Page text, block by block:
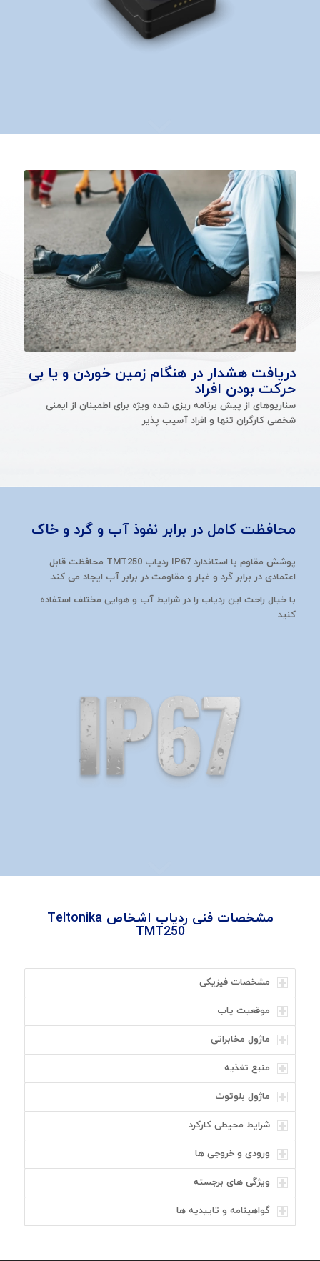
دریافت هشدار در هنگام زمین خوردن و یا بی
حرکت بودن افراد
سناریوهای از پیش برنامه ریزی شده ویژه برای اطمینان از ایمنی
شخصی کارگران تنها و افراد آسیب پذیر
محافظت کامل در برابر نفوذ آب و گرد و خاک
پوشش مقاوم با استاندارد IP67 ردیاب TMT250 محافظت قابل
اعتمادی در برابر گرد و غبار و مقاومت در برابر آب ایجاد می کند.
با خیال راحت این ردیاب را در شرایط آب و هوایی مختلف استفاده
کنید
مشخصات فنی ردیاب اشخاص Teltonika
TMT250
مشخصات فیزیکی
موقعیت یاب
ماژول مخابراتی
منبع تغذیه
ماژول بلوتوث
شرایط محیطی کارکرد
ورودی و خروجی ها
ویژگی های برجسته
گواهینامه و تاییدیه ها